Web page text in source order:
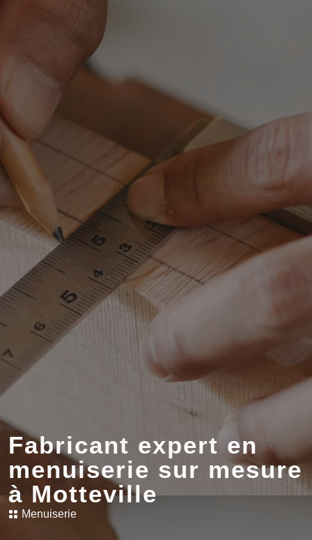
Fabricant expert en
menuiserie sur mesure
à Motteville
Menuiserie